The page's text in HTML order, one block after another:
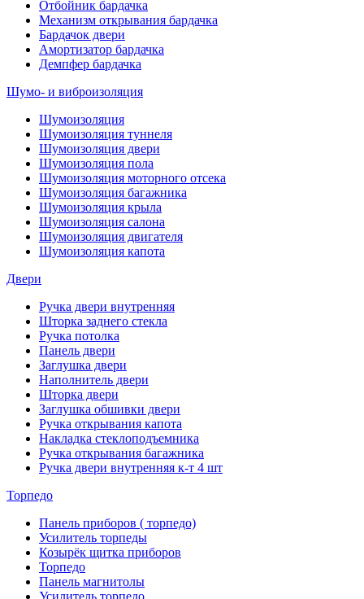
Отбойник бардачка
Механизм открывания бардачка
Бардачок двери
Амортизатор бардачка
Демпфер бардачка
Шумо- и виброизоляция
Шумоизоляция
Шумоизоляция туннеля
Шумоизоляция двери
Шумоизоляция пола
Шумоизоляция моторного отсека
Шумоизоляция багажника
Шумоизоляция крыла
Шумоизоляция салона
Шумоизоляция двигателя
Шумоизоляция капота
Двери
Ручка двери внутренняя
Шторка заднего стекла
Ручка потолка
Панель двери
Заглушка двери
Наполнитель двери
Шторка двери
Заглушка обшивки двери
Ручка открывания капота
Накладка стеклоподъемника
Ручка открывания багажника
Ручка двери внутренняя к-т 4 шт
Торпедо
Панель приборов ( торпедо)
Усилитель торпеды
Козырёк щитка приборов
Торпедо
Панель магнитолы
Усилитель торпедо